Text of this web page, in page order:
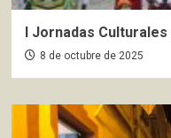
I Jornadas Culturales
8 de octubre de 2025